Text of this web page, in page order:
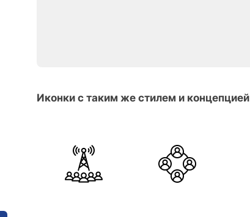
Иконки с таким же стилем и концепцией